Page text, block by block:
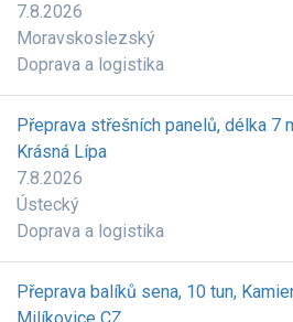
7.8.2026
Moravskoslezský
Doprava a logistika
Přeprava střešních panelů, délka 7
Krásná Lípa
7.8.2026
Ústecký
Doprava a logistika
Přeprava balíků sena, 10 tun,